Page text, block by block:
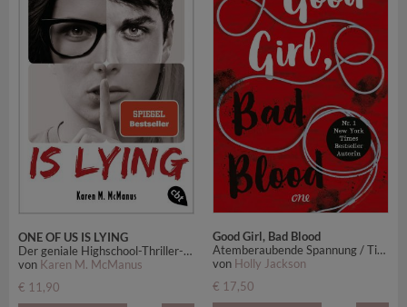
ONE OF US IS LYING
Der geniale Highschool-Thriller-Weltbestseller. Mit exklusivem Bonusmaterial
von Karen M. McManus
€ 11,90
Good Girl, Bad Blood
Atemberaubende Spannung / TikTok made me buy it!
von Holly Jackson
€ 17,50